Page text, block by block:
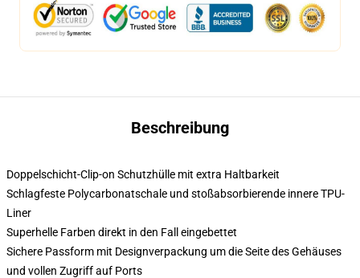
Beschreibung
Doppelschicht-Clip-on Schutzhülle mit extra Haltbarkeit
Schlagfeste Polycarbonatschale und stoßabsorbierende innere TPU-
Liner
Superhelle Farben direkt in den Fall eingebettet
Sichere Passform mit Designverpackung um die Seite des Gehäuses
und vollen Zugriff auf Ports